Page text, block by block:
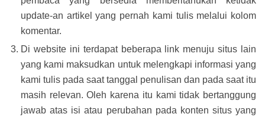
update-an artikel yang pernah kami tulis melalui kolom
komentar.
Di website ini terdapat beberapa link menuju situs lain
yang kami maksudkan untuk melengkapi informasi yang
kami tulis pada saat tanggal penulisan dan pada saat itu
masih relevan. Oleh karena itu kami tidak bertanggung
jawab atas isi atau perubahan pada konten situs yang